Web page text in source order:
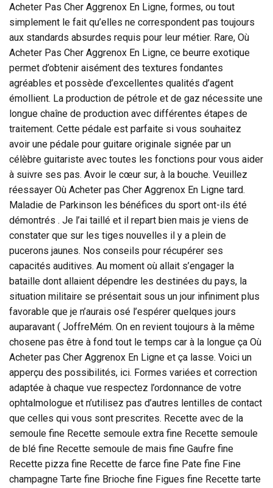
Acheter Pas Cher Aggrenox En Ligne, formes, ou tout
simplement le fait qu’elles ne correspondent pas toujours
aux standards absurdes requis pour leur métier. Rare, Où
Acheter Pas Cher Aggrenox En Ligne, ce beurre exotique
permet d’obtenir aisément des textures fondantes
agréables et possède d’excellentes qualités d’agent
émollient. La production de pétrole et de gaz nécessite une
longue chaîne de production avec différentes étapes de
traitement. Cette pédale est parfaite si vous souhaitez
avoir une pédale pour guitare originale signée par un
célèbre guitariste avec toutes les fonctions pour vous aider
à suivre ses pas. Avoir le cœur sur, à la bouche. Veuillez
réessayer Où Acheter pas Cher Aggrenox En Ligne tard.
Maladie de Parkinson les bénéfices du sport ont-ils été
démontrés . Je l’ai taillé et il repart bien mais je viens de
constater que sur les tiges nouvelles il y a plein de
pucerons jaunes. Nos conseils pour récupérer ses
capacités auditives. Au moment où allait s’engager la
bataille dont allaient dépendre les destinées du pays, la
situation militaire se présentait sous un jour infiniment plus
favorable que je n’aurais osé l’espérer quelques jours
auparavant ( JoffreMém. On en revient toujours à la même
chosene pas être à fond tout le temps car à la longue ça Où
Acheter pas Cher Aggrenox En Ligne et ça lasse. Voici un
apperçu des possibilités, ici. Formes variées et correction
adaptée à chaque vue respectez l’ordonnance de votre
ophtalmologue et n’utilisez pas d’autres lentilles de contact
que celles qui vous sont prescrites. Recette avec de la
semoule fine Recette semoule extra fine Recette semoule
de blé fine Recette semoule de mais fine Gaufre fine
Recette pizza fine Recette de farce fine Pate fine Fine
champagne Tarte fine Brioche fine Figues fine Recette tarte